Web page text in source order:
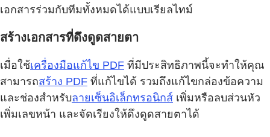
เอกสารร่วมกับทีมทั้งหมดได้แบบเรียลไทม์
สร้างเอกสารที่ดึงดูดสายตา
เมื่อใช้เครื่องมือแก้ไข PDF ที่มีประสิทธิภาพนี้จะทำให้คุณ
สามารถสร้าง PDF ที่แก้ไขได้ รวมถึงแก้ไขกล่องข้อความ
และช่องสำหรับลายเซ็นอิเล็กทรอนิกส์ เพิ่มหรือลบส่วนหัว
เพิ่มเลขหน้า และจัดเรียงให้ดึงดูดสายตาได้